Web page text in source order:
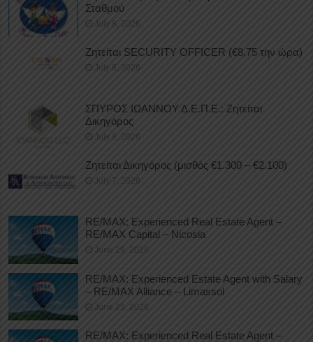
Σταθμού
July 8, 2026
Ζητείται SECURITY OFFICER (€8,75 την ώρα)
July 8, 2026
ΣΠΥΡΟΣ ΙΩΑΝΝΟΥ Δ.Ε.Π.Ε.: Ζητείται
Δικηγόρος
July 8, 2026
Ζητείται Δικηγόρος (μισθός €1.300 – €2.100)
July 7, 2026
RE/MAX: Experienced Real Estate Agent –
RE/MAX Capital – Nicosia
June 29, 2026
RE/MAX: Experienced Estate Agent with Salary
– RE/MAX Alliance – Limassol
June 29, 2026
RE/MAX: Experienced Real Estate Agent –